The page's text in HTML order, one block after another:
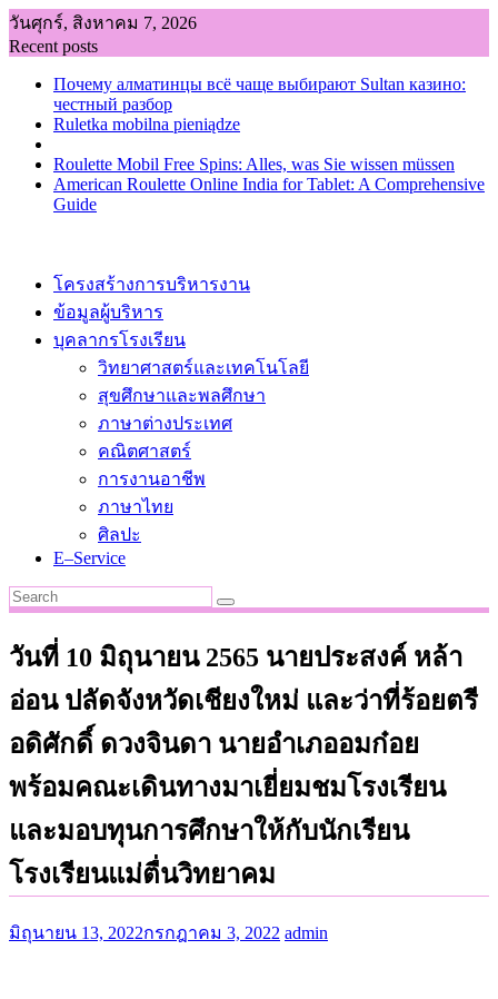
Skip
to
content
วันศุกร์, สิงหาคม 7, 2026
Recent posts
Почему алматинцы всё чаще выбирают Sultan казино:
честный разбор
Ruletka mobilna pieniądze
Roulette Mobil Free Spins: Alles, was Sie wissen müssen
American Roulette Online India for Tablet: A Comprehensive
Guide
โครงสร้างการบริหารงาน
ข้อมูลผู้บริหาร
บุคลากรโรงเรียน
วิทยาศาสตร์และเทคโนโลยี
สุขศึกษาและพลศึกษา
ภาษาต่างประเทศ
คณิตศาสตร์
การงานอาชีพ
ภาษาไทย
ศิลปะ
E–Service
วันที่ 10 มิถุนายน 2565 นายประสงค์ หล้า
อ่อน ปลัดจังหวัดเชียงใหม่ และว่าที่ร้อยตรี
อดิศักดิ์ ดวงจินดา นายอำเภออมก๋อย
พร้อมคณะเดินทางมาเยี่ยมชมโรงเรียน
และมอบทุนการศึกษาให้กับนักเรียน
โรงเรียนแม่ตื่นวิทยาคม
มิถุนายน 13, 2022กรกฎาคม 3, 2022 admin